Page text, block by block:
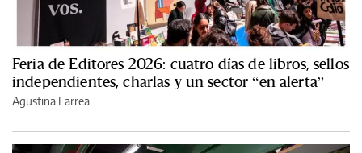
Feria de Editores 2026: cuatro días de libros, sellos
independientes, charlas y un sector “en alerta”
Agustina Larrea